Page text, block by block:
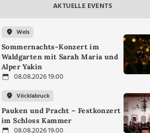
AKTUELLE EVENTS
Wels
Sommernachts-Konzert im
Waldgarten mit Sarah Maria und
Alper Yakin
08.08.2026 19:00
Vöcklabruck
Pauken und Pracht – Festkonzert
im Schloss Kammer